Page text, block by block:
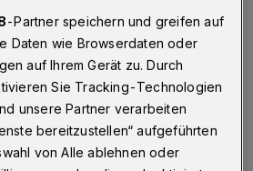
statt.
2 Minuten Lesezeit
-Partner speichern und greifen auf
Daten wie Browserdaten oder
auf Ihrem Gerät zu. Durch
Sie Tracking-Technologien
unsere Partner verarbeiten
bereitzustellen“ aufgeführten
von Alle ablehnen oder